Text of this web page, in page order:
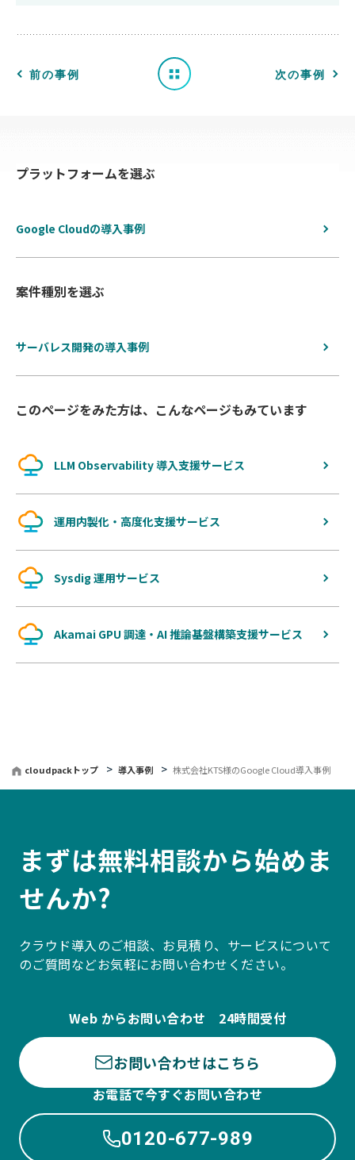
前の事例
例
一 次の事例
プラットフォームを選ぶ
Google Cloudの導入事例
案件種別を選ぶ
サーバレス開発の導入事例
このページをみた方は、こんなページもみています
LLM Observability 導入支援サービス
運用内製化・高度化支援サービス
Sysdig 運用サービス
Akamai GPU 調達・AI 推論基盤構築支援サービス
cloudpackトップ 導入事例 株式会社KTS様のGoogle Cloud導入事例
まずは無料相談から始めま
せんか?
クラウド導入のご相談、お見積り、サービスについて
のご質問などお気軽にお問い合わせください。
Web からお問い合わせ 24時間受付
お問い合わせはこちら
お電話で今すぐお問い合わせ
0120-677-989